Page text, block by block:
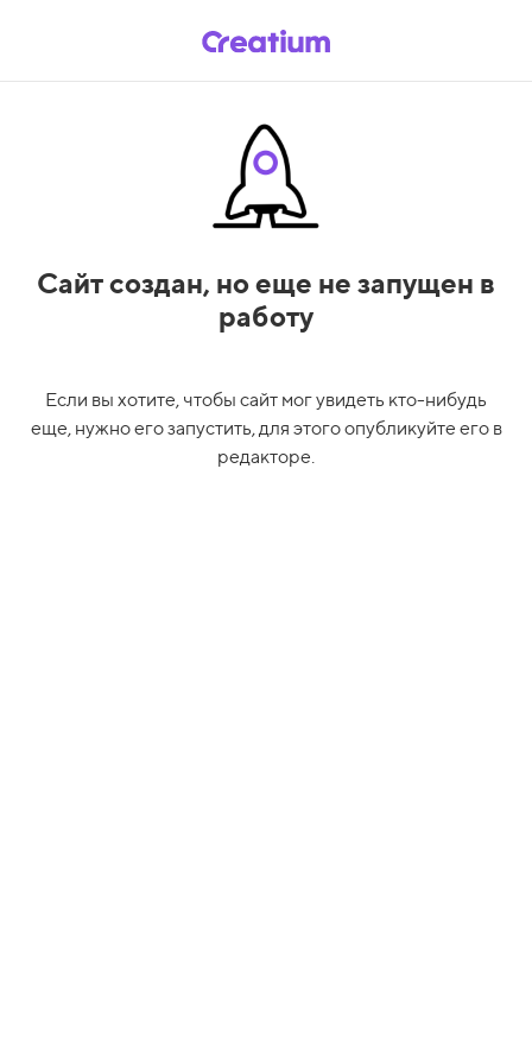
Сайт создан, но еще не запущен в
работу
Если вы хотите, чтобы сайт мог увидеть кто-нибудь
еще, нужно его запустить, для этого опубликуйте его в
редакторе.